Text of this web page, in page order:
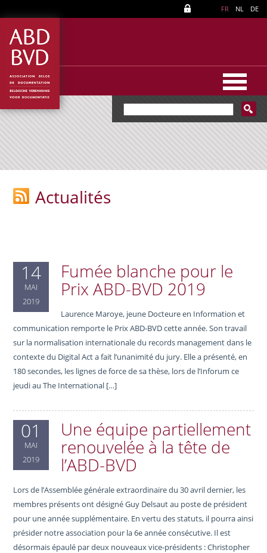
FR NL DE
Actualités
14
MAI
2019
Fumée blanche pour le
Prix ABD-BVD 2019
Laurence Maroye, jeune Docteure en Information et
communication remporte le Prix ABD-BVD cette année. Son travail
sur la normalisation internationale du records management dans le
contexte du Digital Act a fait l’unanimité du jury. Elle a présenté, en
180 secondes, les lignes de force de sa thèse, lors de l’Inforum ce
jeudi au The International […]
01
MAI
2019
Une équipe partiellement
renouvelée à la tête de
l’ABD-BVD
Lors de l’Assemblée générale extraordinaire du 30 avril dernier, les
membres présents ont désigné Guy Delsaut au poste de président
pour une année supplémentaire. En vertu des statuts, il pourra ainsi
présider notre association pour la 6e année consécutive. Il est
désormais épaulé par deux nouveaux vice-présidents : Christopher